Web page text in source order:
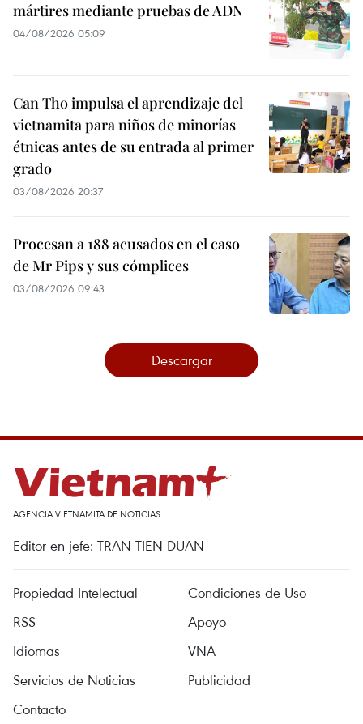
mártires mediante pruebas de ADN
04/08/2026 05:09
Can Tho impulsa el aprendizaje del
vietnamita para niños de minorías
étnicas antes de su entrada al primer
grado
03/08/2026 20:37
Procesan a 188 acusados en el caso
de Mr Pips y sus cómplices
03/08/2026 09:43
Descargar
AGENCIA VIETNAMITA DE NOTICIAS
Editor en jefe: TRAN TIEN DUAN
Propiedad Intelectual
Condiciones de Uso
RSS
Apoyo
Idiomas
VNA
Servicios de Noticias
Publicidad
Contacto